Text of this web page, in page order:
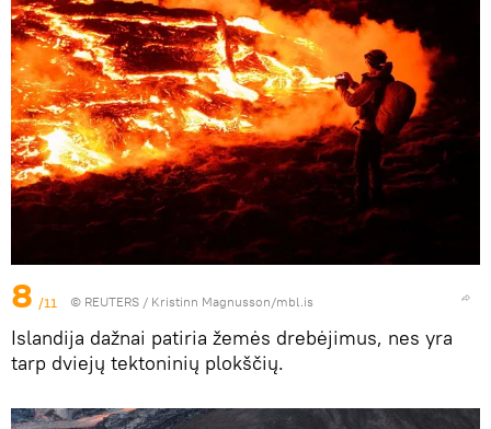
8 /11 © REUTERS / Kristinn Magnusson/mbl.is
Islandija dažnai patiria žemės drebėjimus, nes yra
tarp dviejų tektoninių plokščių.